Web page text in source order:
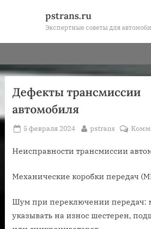
pstrans.ru
Экспертные советы для
Дефекты трансмиссии
автомобиля
Posted
5 февраля 2024 By
pstrans
Неисправности трансмиссии
Механические коробки передач
Шум при переключении передач:
указывать на износ шестерен,